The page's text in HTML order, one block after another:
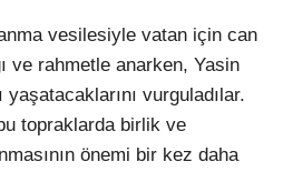
vesilesiyle vatan için can
ve rahmetle anarken, Yasin
yaşatacaklarını vurguladılar.
topraklarda birlik ve
önemi bir kez daha